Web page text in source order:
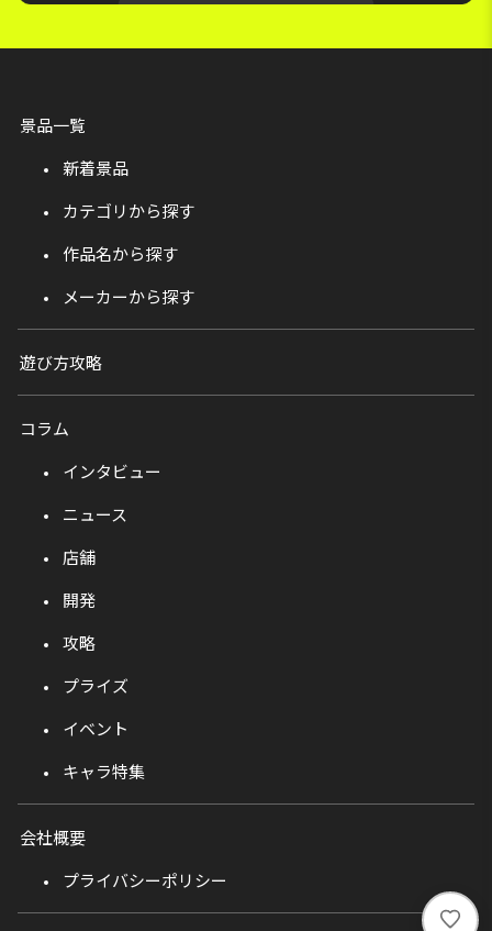
い
景品一覧
新着景品
カテゴリから探す
作品名から探す
メーカーから探す
遊び方攻略
コラム
インタビュー
ニュース
店舗
開発
攻略
プライズ
イベント
キャラ特集
会社概要
プライバシーポリシー